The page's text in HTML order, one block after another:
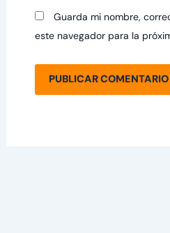
Guarda mi nombre,
este navegador para la